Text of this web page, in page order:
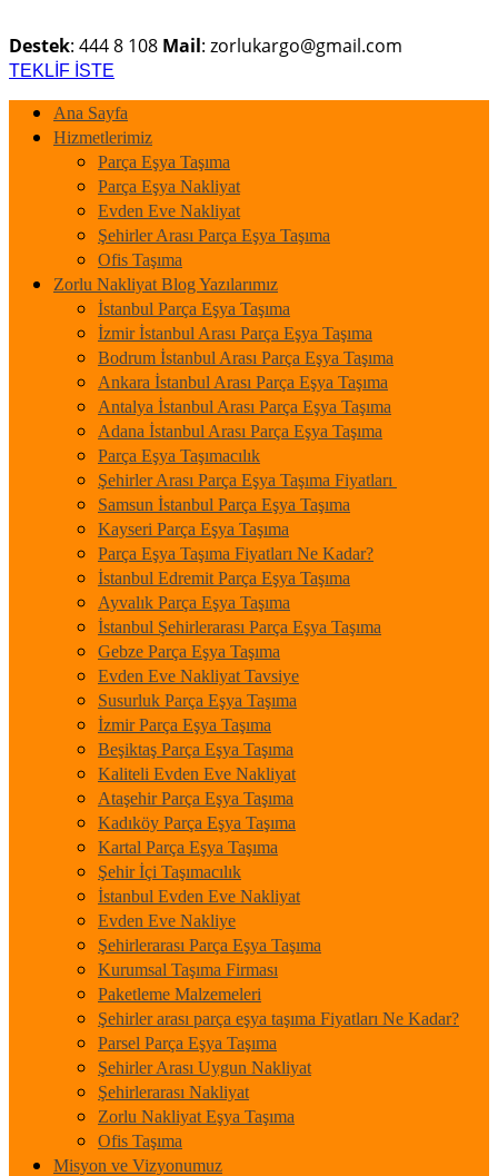
Destek: 444 8 108 Mail: zorlukargo@gmail.com
TEKLİF İSTE
Ana Sayfa
Hizmetlerimiz
Parça Eşya Taşıma
Parça Eşya Nakliyat
Evden Eve Nakliyat
Şehirler Arası Parça Eşya Taşıma
Ofis Taşıma
Zorlu Nakliyat Blog Yazılarımız
İstanbul Parça Eşya Taşıma
İzmir İstanbul Arası Parça Eşya Taşıma
Bodrum İstanbul Arası Parça Eşya Taşıma
Ankara İstanbul Arası Parça Eşya Taşıma
Antalya İstanbul Arası Parça Eşya Taşıma
Adana İstanbul Arası Parça Eşya Taşıma
Parça Eşya Taşımacılık
Şehirler Arası Parça Eşya Taşıma Fiyatları
Samsun İstanbul Parça Eşya Taşıma
Kayseri Parça Eşya Taşıma
Parça Eşya Taşıma Fiyatları Ne Kadar?
İstanbul Edremit Parça Eşya Taşıma
Ayvalık Parça Eşya Taşıma
İstanbul Şehirlerarası Parça Eşya Taşıma
Gebze Parça Eşya Taşıma
Evden Eve Nakliyat Tavsiye
Susurluk Parça Eşya Taşıma
İzmir Parça Eşya Taşıma
Beşiktaş Parça Eşya Taşıma
Kaliteli Evden Eve Nakliyat
Ataşehir Parça Eşya Taşıma
Kadıköy Parça Eşya Taşıma
Kartal Parça Eşya Taşıma
Şehir İçi Taşımacılık
İstanbul Evden Eve Nakliyat
Evden Eve Nakliye
Şehirlerarası Parça Eşya Taşıma
Kurumsal Taşıma Firması
Paketleme Malzemeleri
Şehirler arası parça eşya taşıma Fiyatları Ne Kadar?
Parsel Parça Eşya Taşıma
Şehirler Arası Uygun Nakliyat
Şehirlerarası Nakliyat
Zorlu Nakliyat Eşya Taşıma
Ofis Taşıma
Misyon ve Vizyonumuz